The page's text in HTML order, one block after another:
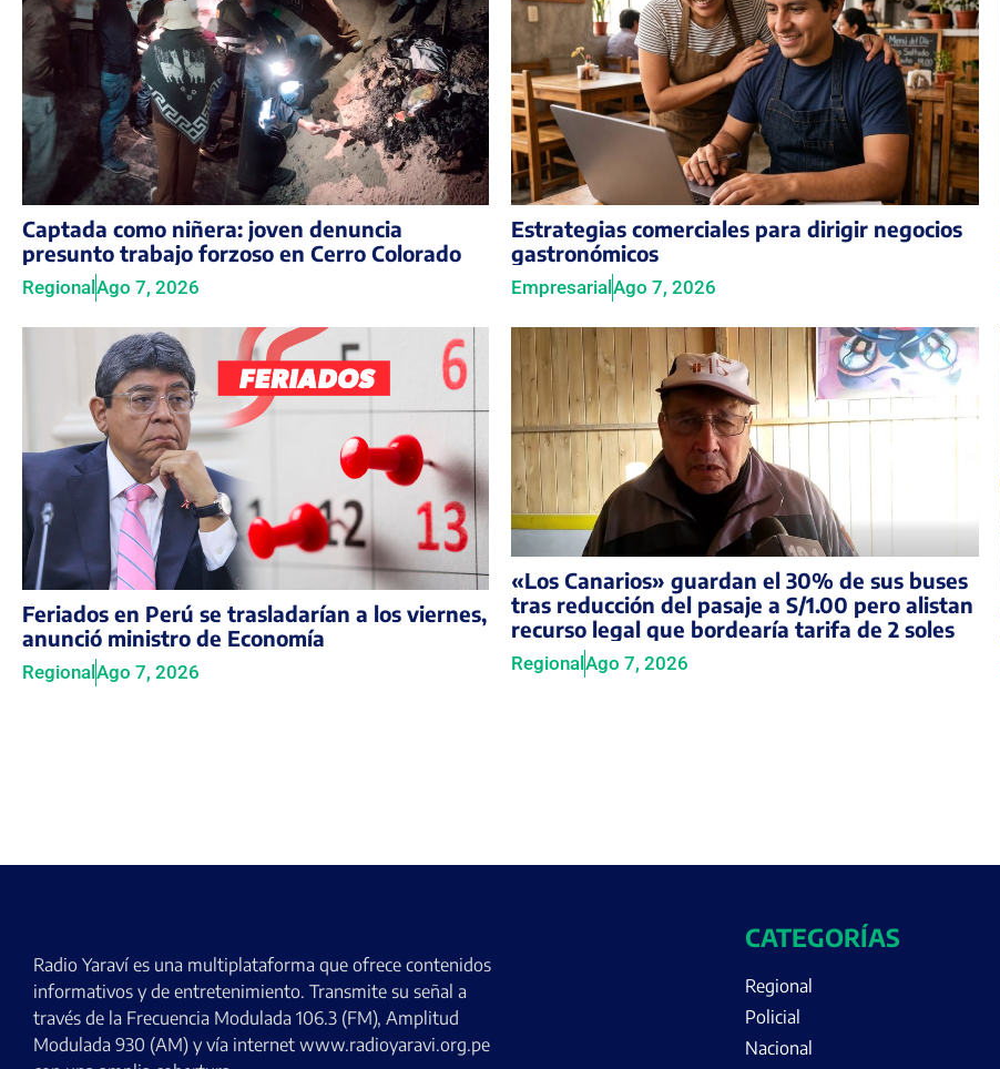
Captada como niñera: joven denuncia
presunto trabajo forzoso en Cerro Colorado
RegionalAgo 7, 2026
Estrategias comerciales para dirigir negocios
gastronómicos
EmpresarialAgo 7, 2026
Feriados en Perú se trasladarían a los viernes,
anunció ministro de Economía
RegionalAgo 7, 2026
«Los Canarios» guardan el 30% de sus buses
tras reducción del pasaje a S/1.00 pero alistan
recurso legal que bordearía tarifa de 2 soles
Regional Ago 7, 2026
Radio Yaraví es una multiplataforma que ofrece contenidos
informativos y de entretenimiento. Transmite su señal a
través de la Frecuencia Modulada 106.3 (FM), Amplitud
Modulada 930 (AM) y vía internet www.radioyaravi.org.pe
CATEGORÍAS
Regional
Policial
Nacional